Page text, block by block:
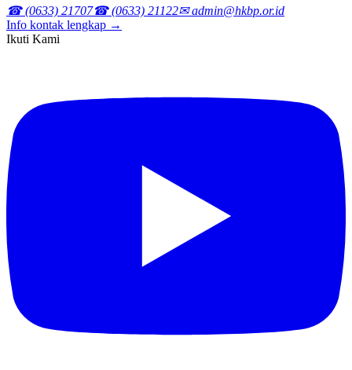
☎ (0633) 21707☎ (0633) 21122✉ admin@hkbp.or.id
Info kontak lengkap →
Ikuti Kami